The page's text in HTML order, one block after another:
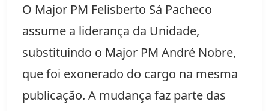
O Major PM Felisberto Sá Pacheco
assume a liderança da Unidade,
substituindo o Major PM André Nobre,
que foi exonerado do cargo na mesma
publicação. A mudança faz parte das